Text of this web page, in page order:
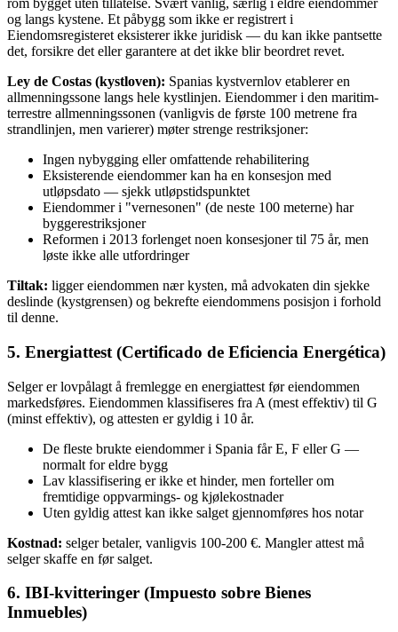
rom bygget uten tillatelse. Svært vanlig, særlig i eldre eiendommer
og langs kystene. Et påbygg som ikke er registrert i
Eiendomsregisteret eksisterer ikke juridisk — du kan ikke pantsette
det, forsikre det eller garantere at det ikke blir beordret revet.
Ley de Costas (kystloven): Spanias kystvernlov etablerer en
allmenningssone langs hele kystlinjen. Eiendommer i den maritim-
terrestre allmenningssonen (vanligvis de første 100 metrene fra
strandlinjen, men varierer) møter strenge restriksjoner:
Ingen nybygging eller omfattende rehabilitering
Eksisterende eiendommer kan ha en konsesjon med
utløpsdato — sjekk utløpstidspunktet
Eiendommer i "vernesonen" (de neste 100 meterne) har
byggerestriksjoner
Reformen i 2013 forlenget noen konsesjoner til 75 år, men
løste ikke alle utfordringer
Tiltak: ligger eiendommen nær kysten, må advokaten din sjekke
deslinde (kystgrensen) og bekrefte eiendommens posisjon i forhold
til denne.
5. Energiattest (Certificado de Eficiencia Energética)
Selger er lovpålagt å fremlegge en energiattest før eiendommen
markedsføres. Eiendommen klassifiseres fra A (mest effektiv) til G
(minst effektiv), og attesten er gyldig i 10 år.
De fleste brukte eiendommer i Spania får E, F eller G —
normalt for eldre bygg
Lav klassifisering er ikke et hinder, men forteller om
fremtidige oppvarmings- og kjølekostnader
Uten gyldig attest kan ikke salget gjennomføres hos notar
Kostnad: selger betaler, vanligvis 100-200 €. Mangler attest må
selger skaffe en før salget.
6. IBI-kvitteringer (Impuesto sobre Bienes
Inmuebles)